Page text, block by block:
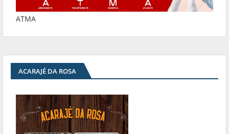
ATMA
ACARAJÉ DA ROSA